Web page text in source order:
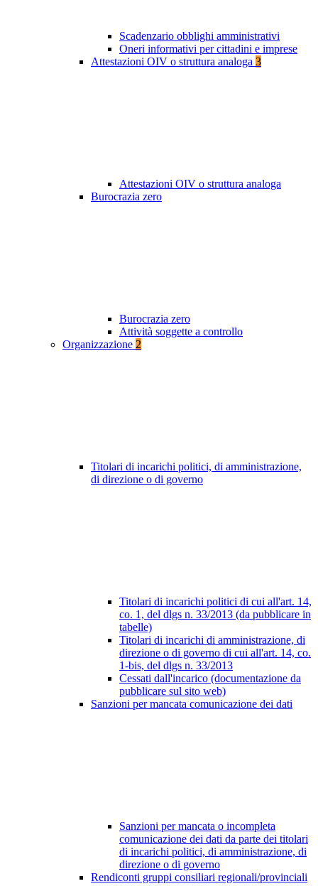
Scadenzario obblighi amministrativi
Oneri informativi per cittadini e imprese
Attestazioni OIV o struttura analoga 3
Attestazioni OIV o struttura analoga
Burocrazia zero
Burocrazia zero
Attività soggette a controllo
Organizzazione 2
Titolari di incarichi politici, di amministrazione,
di direzione o di governo
Titolari di incarichi politici di cui all'art. 14,
co. 1, del dlgs n. 33/2013 (da pubblicare in
tabelle)
Titolari di incarichi di amministrazione, di
direzione o di governo di cui all'art. 14, co.
1-bis, del dlgs n. 33/2013
Cessati dall'incarico (documentazione da
pubblicare sul sito web)
Sanzioni per mancata comunicazione dei dati
Sanzioni per mancata o incompleta
comunicazione dei dati da parte dei titolari
di incarichi politici, di amministrazione, di
direzione o di governo
Rendiconti gruppi consiliari regionali/provinciali